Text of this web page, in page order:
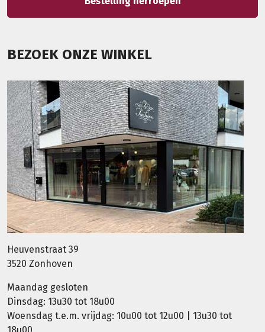
BEZOEK ONZE WINKEL
Heuvenstraat 39
3520 Zonhoven
Maandag gesloten
Dinsdag: 13u30 tot 18u00
Woensdag t.e.m. vrijdag: 10u00 tot 12u00 | 13u30 tot